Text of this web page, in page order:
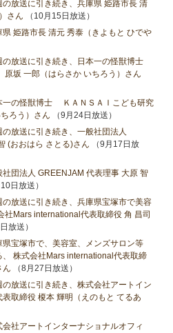
放送に引き続き、兵庫県 姫路市長 清
さん （10月15日放送）
姫路市長 清元 秀泰（きよもと ひでや
の放送に引き続き、日本一の怪獣博士
坂 一郎（はらさか いちろう）さん
一の怪獣博士 ＫＡＮＳＡＩこども研究
ろう）さん （9月24日放送）
放送に引き続き、一般社団法人
(おおはら さとる)さん （9月17日放
団法人 GREENJAM 代表理事 大原 智
日放送）
の放送に引き続き、兵庫県宝塚市で美容
社Mars international代表取締役 角 昌司
放送）
県宝塚市で、美容室、メンズサロン等
株式会社Mars international代表取締
ん （8月27日放送）
放送に引き続き、株式会社アートイン
取締役 榎本 輝明（えのもと てるあ
社アートインターナショナルオフィ